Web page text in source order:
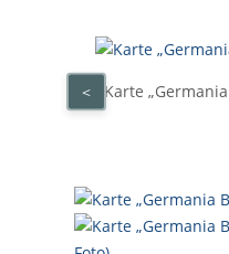
Karte
<